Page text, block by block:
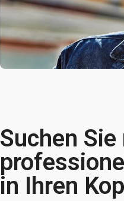
Suchen Sie
in Ihren